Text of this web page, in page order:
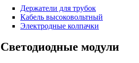
Держатели для трубок
Кабель высоковольтный
Электродные колпачки
Светодиодные модули